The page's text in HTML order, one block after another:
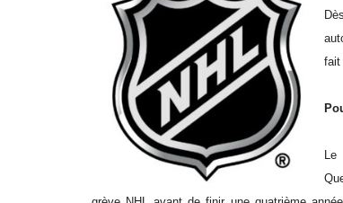
fait
Le